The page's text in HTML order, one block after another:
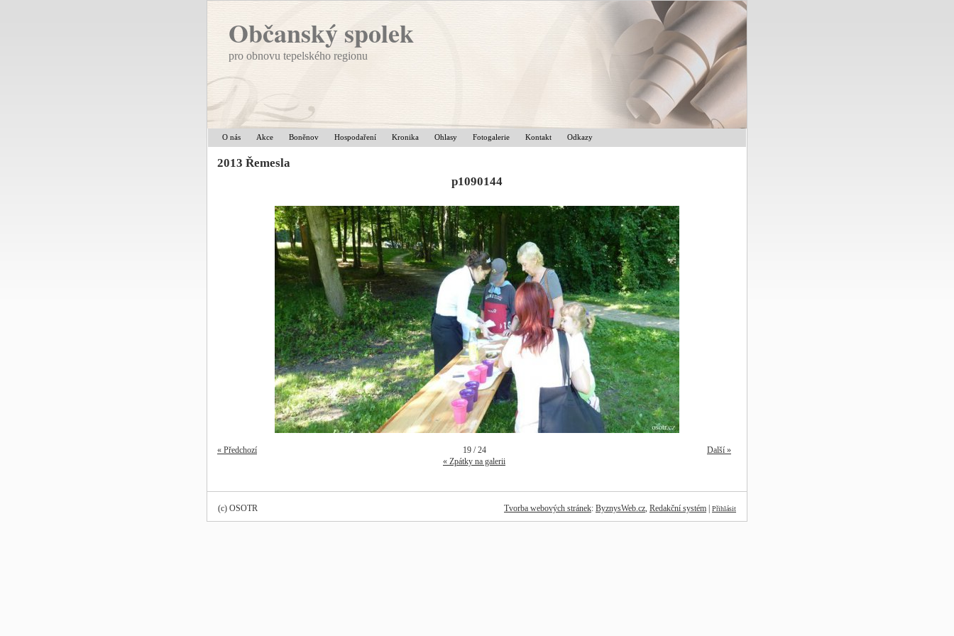
Občanský spolek
pro obnovu tepelského regionu
O nás Akce Boněnov Hospodaření Kronika Ohlasy Fotogalerie Kontakt Odkazy
2013 Řemesla
p1090144
« Předchozí 19 / 24
Další »
« Zpátky na galerii
Tvorba webových stránek: ByznysWeb.cz, Redakční systém Přihlásit
(c) OSOTR